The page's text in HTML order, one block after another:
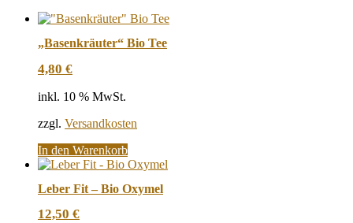
„Basenkräuter“ Bio Tee
4,80 €
inkl. 10 % MwSt.
zzgl. Versandkosten
In den Warenkorb
Leber Fit – Bio Oxymel
12,50 €